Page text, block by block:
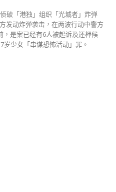
破「港独」组织「光城者」炸弹
发动炸弹袭击，在两波行动中警方
是案已经有6人被起诉及还柙候
少女「串谋恐怖活动」罪。